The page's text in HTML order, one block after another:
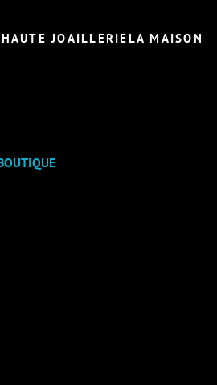
HAUTE JOAILLERIELA MAISON